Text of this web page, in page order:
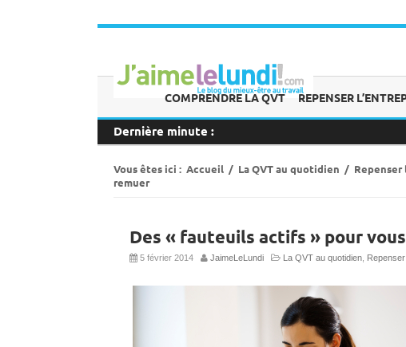
COMPRENDRE LA QVT REPENSER
Dernière minute :
Vous êtes ici : Accueil / La QVT au quotidien /
remuer
Des « fauteuils actifs » pour
5 février 2014 JaimeLeLundi La QVT au quotidien